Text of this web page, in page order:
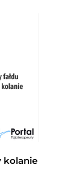
kolanie